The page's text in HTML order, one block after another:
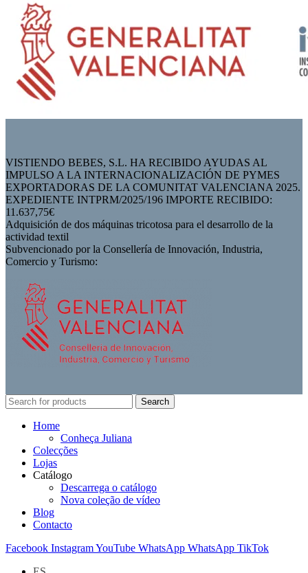
VISTIENDO BEBES, S.L. HA RECIBIDO AYUDAS AL
IMPULSO A LA INTERNACIONALIZACIÓN DE PYMES
EXPORTADORAS DE LA COMUNITAT VALENCIANA 2025.
EXPEDIENTE INTPRM/2025/196 IMPORTE RECIBIDO:
11.637,75€
Adquisición de dos máquinas tricotosa para el desarrollo de la
actividad textil
Subvencionado por la Consellería de Innovación, Industria,
Comercio y Turismo:
Search
Home
Conheça Juliana
Colecções
Lojas
Catálogo
Descarrega o catálogo
Nova coleção de vídeo
Blog
Contacto
Facebook InstagramYouTube WhatsApp WhatsApp TikTok